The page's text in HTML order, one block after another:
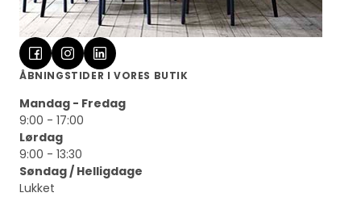
ÅBNINGSTIDER I VORES BUTIK
Mandag - Fredag
9:00 - 17:00
Lørdag
9:00 - 13:30
Søndag / Helligdage
Lukket